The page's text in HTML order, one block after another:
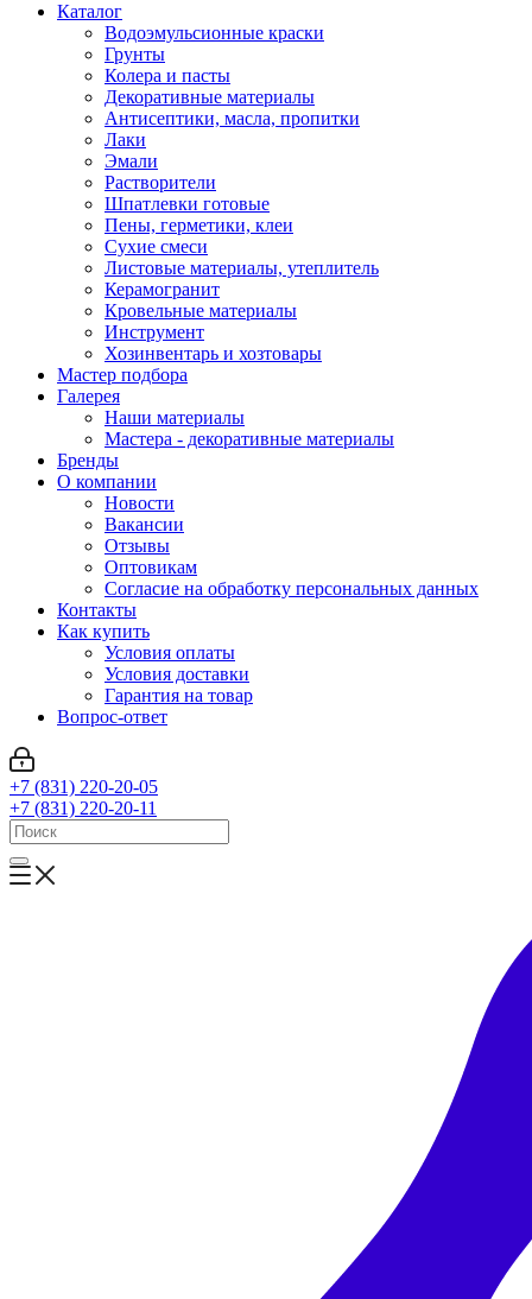
Каталог
Водоэмульсионные краски
Грунты
Колера и пасты
Декоративные материалы
Антисептики, масла, пропитки
Лаки
Эмали
Растворители
Шпатлевки готовые
Пены, герметики, клеи
Сухие смеси
Листовые материалы, утеплитель
Керамогранит
Кровельные материалы
Инструмент
Хозинвентарь и хозтовары
Мастер подбора
Галерея
Наши материалы
Мастера - декоративные материалы
Бренды
О компании
Новости
Вакансии
Отзывы
Оптовикам
Cогласие на обработку персональных данных
Контакты
Как купить
Условия оплаты
Условия доставки
Гарантия на товар
Вопрос-ответ
+7 (831) 220-20-05
+7 (831) 220-20-11